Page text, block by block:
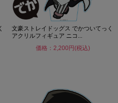
文豪ストレイドッグス でかついてっく
アクリルフィギュア ニコ...
価格：2,200円(税込)